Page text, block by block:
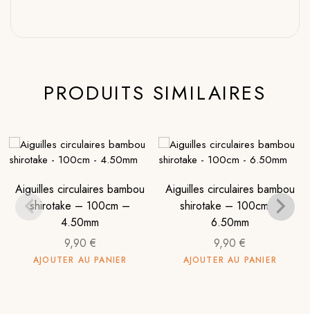
PRODUITS SIMILAIRES
Aiguilles circulaires bambou
shirotake – 100cm –
4.50mm
9,90 €
AJOUTER AU PANIER
Aiguilles circulaires bambou
shirotake – 100cm –
6.50mm
9,90€
AJOUTER AU PANIER